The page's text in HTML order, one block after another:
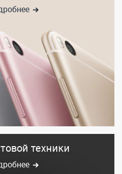
техники